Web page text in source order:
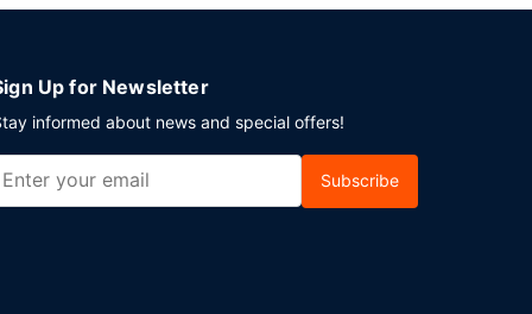
Up for Newsletter
informed about news and special offers!
Subscribe